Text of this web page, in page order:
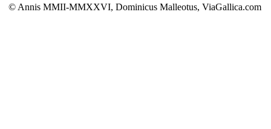
© Annis MMII-MMXXVI, Dominicus Malleotus, ViaGallica.com